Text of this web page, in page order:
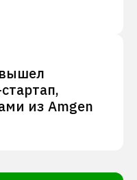
из Amgen